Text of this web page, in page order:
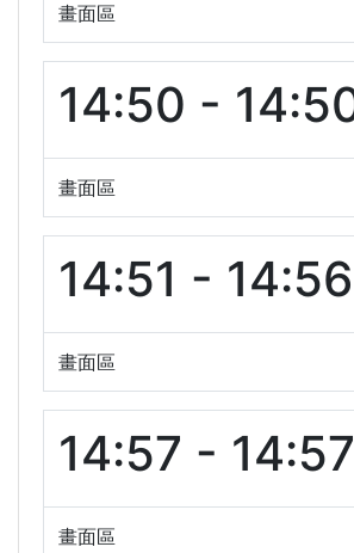
畫面區
14:50 -
畫面區
14:51 - 14:56
畫面區
14:57 - 14:57
畫面區